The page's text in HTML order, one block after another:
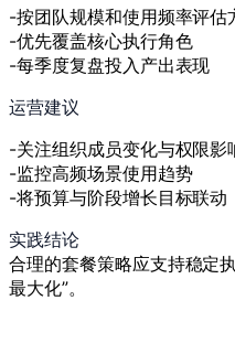
按团队规模和使用频率评估
优先覆盖核心执行角色
每季度复盘投入产出表现
运营建议
关注组织成员变化与权限影
监控高频场景使用趋势
将预算与阶段增长目标联动
实践结论
合理的套餐策略应支持稳定
最大化”。